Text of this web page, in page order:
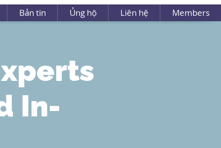
Bản tin Ủng hộ Liên hệ Members
In-